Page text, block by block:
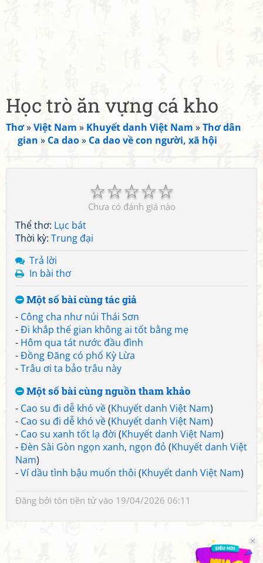
Học trò ăn vựng cá kho
Thơ»Việt Nam » Khuyết danh Việt Nam »Thơ dân
gian » Ca dao» Ca dao về con người, xã hội
☆
☆
☆
☆
☆
Chưa có đánh giá nào
Thể thơ: Lục bát
Thời kỳ: Trung đại
Trả lời
In bài thơ
Một số bài cùng tác giả
- Công cha như núi Thái Sơn
-Đi khắp thế gian không ai tốt bằng mẹ
- Hôm qua tát nước đầu đình
-Đồng Đăng có phố Kỳ Lừa
-Trâu ơi ta bảo trâu này
Một số bài cùng nguồn tham khảo
- Cao su đi dễ khó về(Khuyết danh Việt Nam)
- Cao su đi dễ khó về(Khuyết danh Việt Nam)
- Cao su xanh tốt lạ đời (Khuyết danh Việt Nam)
-Đèn Sài Gòn ngọn xanh, ngọn đỏ (Khuyết danh Việt
Nam)
-Ví dầu tình bậu muốn thôi (Khuyết danh Việt Nam)
Đăng bởi tôn tiền tửvào 19/04/2026 06:11